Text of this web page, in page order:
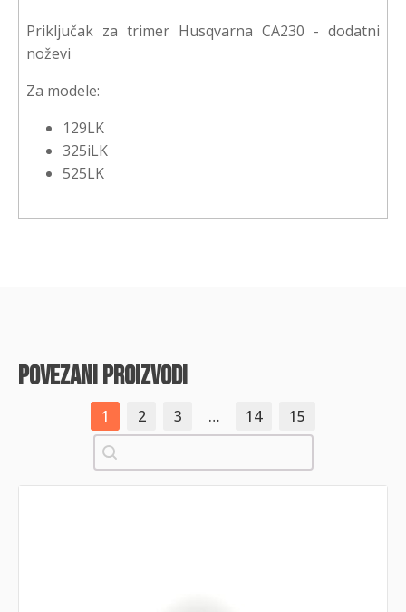
Priključak za trimer Husqvarna CA230 - dodatni
noževi
Za modele:
129LK
325iLK
525LK
povezani proizvodi
1 2 3 … 14
15
Pretraži